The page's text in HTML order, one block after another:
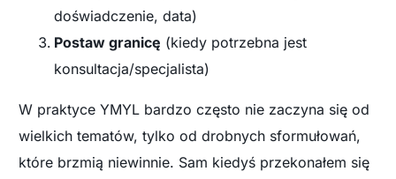
doświadczenie, data)
Postaw granicę (kiedy potrzebna jest
konsultacja/specjalista)
W praktyce YMYL bardzo często nie zaczyna się od
wielkich tematów, tylko od drobnych sformułowań,
które brzmią niewinnie. Sam kiedyś przekonałem się